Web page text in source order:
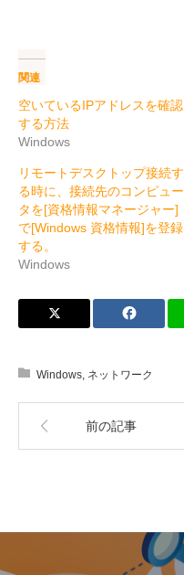
関連
空いているIPアドレスを確認
する方法
Windows
リモートデスクトップ接続す
る時に、接続先のコンピュー
タを[資格情報マネージャー]
で[Windows 資格情報]を登録
する。
Windows
Windows, ネットワーク
前の記事